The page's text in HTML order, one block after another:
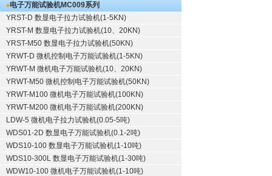
电子万能试验机MC009系列
YRST-D 数显电子拉力试验机(1-5KN)
YRST-M 数显电子拉力试验机(10、20KN)
YRST-M50 数显电子拉力试验机(50KN)
YRWT-D 微机控制电子万能试验机(1-5KN)
YRWT-M 微机电子万能试验机(10、20KN)
YRWT-M50 微机控制电子万能试验机(50KN)
YRWT-M100 微机电子万能试验机(100KN)
YRWT-M200 微机电子万能试验机(200KN)
LDW-5 微机电子拉力试验机(0.05-5吨)
WDS01-2D 数显电子万能试验机(0.1-2吨)
WDS10-100 数显电子万能试验机(1-10吨)
WDS10-300L 数显电子万能试验机(1-30吨)
WDW10-100 微机电子万能试验机(1-10吨)